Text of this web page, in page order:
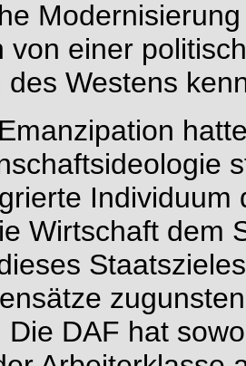
von einer
Westens
Wirtschaft dem
Die DAF hat